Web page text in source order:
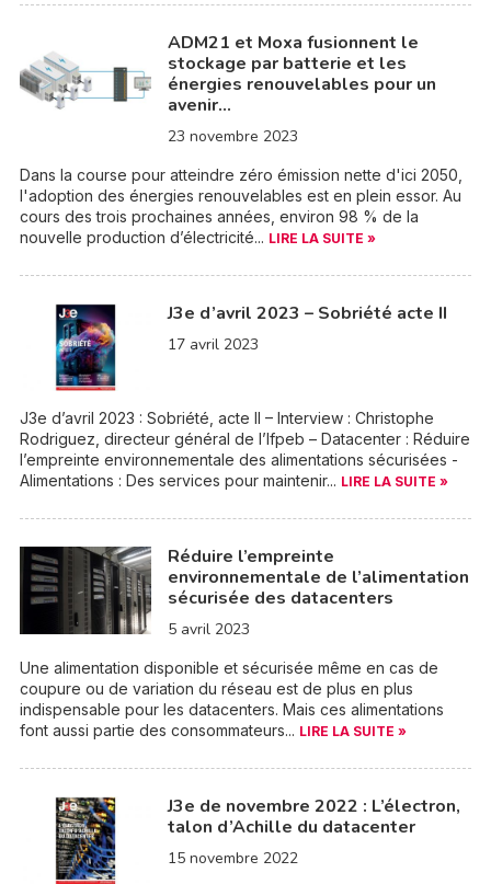
ADM21 et Moxa fusionnent le
stockage par batterie et les
énergies renouvelables pour un
avenir…
23 novembre 2023
Dans la course pour atteindre zéro émission nette d'ici 2050,
l'adoption des énergies renouvelables est en plein essor. Au
cours des trois prochaines années, environ 98 % de la
nouvelle production d’électricité... LIRE LA SUITE »
J3e d’avril 2023 – Sobriété acte II
17 avril 2023
J3e d’avril 2023 : Sobriété, acte II – Interview : Christophe
Rodriguez, directeur général de l’Ifpeb – Datacenter : Réduire
l’empreinte environnementale des alimentations sécurisées -
Alimentations : Des services pour maintenir... LIRE LA SUITE »
Réduire l’empreinte
environnementale de l’alimentation
sécurisée des datacenters
5 avril 2023
Une alimentation disponible et sécurisée même en cas de
coupure ou de variation du réseau est de plus en plus
indispensable pour les datacenters. Mais ces alimentations
font aussi partie des consommateurs... LIRE LA SUITE »
J3e de novembre 2022 : L’électron,
talon d’Achille du datacenter
15 novembre 2022